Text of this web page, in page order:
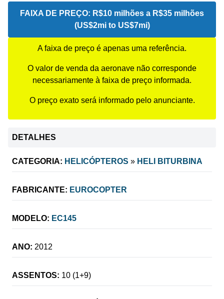
FAIXA DE PREÇO: R$10 milhões a R$35 milhões
(US$2mi to US$7mi)
A faixa de preço é apenas uma referência.
O valor de venda da aeronave não corresponde
necessariamente à faixa de preço informada.
O preço exato será informado pelo anunciante.
DETALHES
CATEGORIA: HELICÓPTEROS » HELI BITURBINA
FABRICANTE: EUROCOPTER
MODELO: EC145
ANO: 2012
ASSENTOS: 10 (1+9)